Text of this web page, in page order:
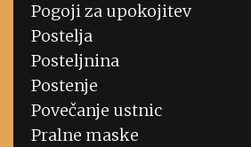
Pogoji za upokojitev
Postelja
Posteljnina
Postenje
Povečanje ustnic
Pralne maske